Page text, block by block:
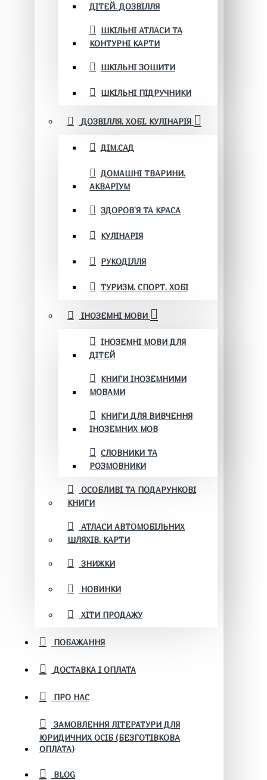
ДІТЕЙ. ДОЗВІЛЛЯ
ШКІЛЬНІ АТЛАСИ ТА
КОНТУРНІ КАРТИ
ШКІЛЬНІ ЗОШИТИ
ШКІЛЬНІ ПІДРУЧНИКИ
ДОЗВІЛЛЯ. ХОБІ. КУЛІНАРІЯ
ДІМ.САД
ДОМАШНІ ТВАРИНИ.
АКВАРІУМ
ЗДОРОВ'Я ТА КРАСА
КУЛІНАРІЯ
РУКОДІЛЛЯ
ТУРИЗМ. СПОРТ. ХОБІ
ІНОЗЕМНІ МОВИ
ІНОЗЕМНІ МОВИ ДЛЯ
ДІТЕЙ
КНИГИ ІНОЗЕМНИМИ
МОВАМИ
КНИГИ ДЛЯ ВИВЧЕННЯ
ІНОЗЕМНИХ МОВ
СЛОВНИКИ ТА
РОЗМОВНИКИ
ОСОБЛИВІ ТА ПОДАРУНКОВІ
КНИГИ
АТЛАСИ АВТОМОБІЛЬНИХ
ШЛЯХІВ. КАРТИ
ЗНИЖКИ
НОВИНКИ
ХІТИ ПРОДАЖУ
ПОБАЖАННЯ
ДОСТАВКА І ОПЛАТА
ПРО НАС
ЗАМОВЛЕННЯ ЛІТЕРАТУРИ ДЛЯ
ЮРИДИЧНИХ ОСІБ (БЕЗГОТІВКОВА
ОПЛАТА)
BLOG